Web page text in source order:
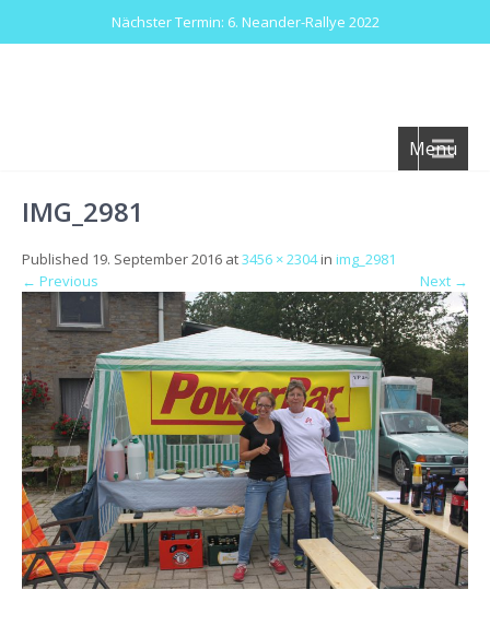
Nächster Termin: 6. Neander-Rallye 2022
Menu
IMG_2981
Published 19. September 2016 at3456 × 2304in img_2981
← Previous Next →